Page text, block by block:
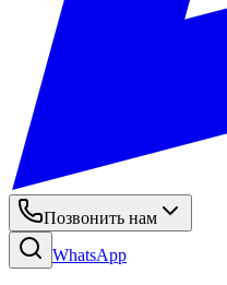
Позвонить нам
WhatsApp